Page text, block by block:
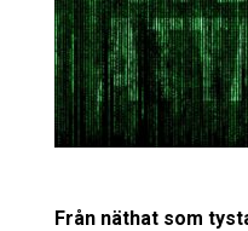
Från näthat som